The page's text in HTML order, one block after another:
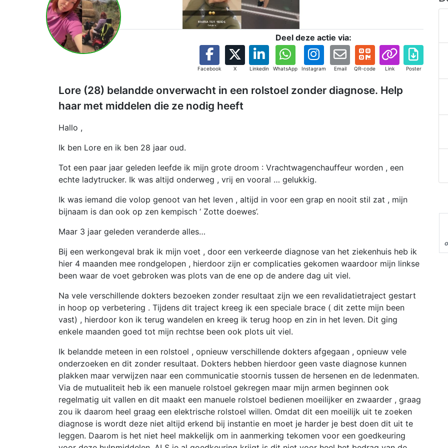
Deel deze actie via:
Facebook X Linkedin WhatsApp Instagram Email QR-code Link Poster
Lore (28) belandde onverwacht in een rolstoel zonder diagnose. Help
haar met middelen die ze nodig heeft
Hallo ,
Ik ben Lore en ik ben 28 jaar oud.
Tot een paar jaar geleden leefde ik mijn grote droom : Vrachtwagenchauffeur worden , een
echte ladytrucker. Ik was altijd onderweg , vrij en vooral … gelukkig.
Ik was iemand die volop genoot van het leven , altijd in voor een grap en nooit stil zat , mijn
bijnaam is dan ook op zen kempisch ‘ Zotte doewes’.
Maar 3 jaar geleden veranderde alles…
Bij een werkongeval brak ik mijn voet , door een verkeerde diagnose van het ziekenhuis heb ik
hier 4 maanden mee rondgelopen , hierdoor zijn er complicaties gekomen waardoor mijn linkse
been waar de voet gebroken was plots van de ene op de andere dag uit viel.
Na vele verschillende dokters bezoeken zonder resultaat zijn we een revalidatietraject gestart
in hoop op verbetering . Tijdens dit traject kreeg ik een speciale brace ( dit zette mijn been
vast) , hierdoor kon ik terug wandelen en kreeg ik terug hoop en zin in het leven. Dit ging
enkele maanden goed tot mijn rechtse been ook plots uit viel.
Ik belandde meteen in een rolstoel , opnieuw verschillende dokters afgegaan , opnieuw vele
onderzoeken en dit zonder resultaat. Dokters hebben hierdoor geen vaste diagnose kunnen
plakken maar verwijzen naar een communicatie stoornis tussen de hersenen en de ledenmaten.
Via de mutualiteit heb ik een manuele rolstoel gekregen maar mijn armen beginnen ook
regelmatig uit vallen en dit maakt een manuele rolstoel bedienen moeilijker en zwaarder , graag
zou ik daarom heel graag een elektrische rolstoel willen. Omdat dit een moeilijk uit te zoeken
diagnose is wordt deze niet altijd erkend bij instantie en moet je harder je best doen dit uit te
leggen. Daarom is het niet heel makkelijk om in aanmerking tekomen voor een goedkeuring